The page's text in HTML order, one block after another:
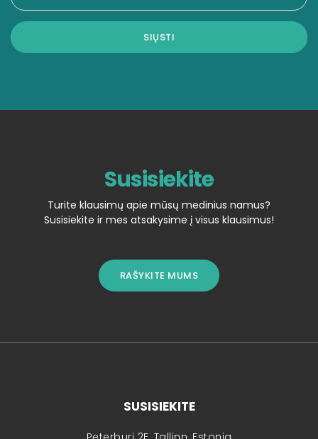
Susisiekite
Turite klausimų apie mūsų medinius namus?
Susisiekite ir mes atsakysime į visus klausimus!
RAŠYKITE MUMS
SUSISIEKITE